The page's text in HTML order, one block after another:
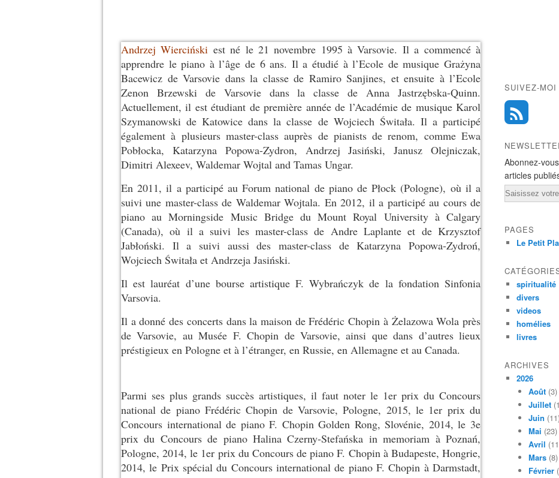
Andrzej Wierciński est né le 21 novembre 1995 à Varsovie. Il a commencé à
apprendre le piano à l’âge de 6 ans. Il a étudié à l’Ecole de musique Grażyna
Bacewicz de Varsovie dans la classe de Ramiro Sanjines, et ensuite à l’Ecole
Zenon Brzewski de Varsovie dans la classe de Anna Jastrzębska-Quinn.
Actuellement, il est étudiant de première année de l’Académie de musique Karol
Szymanowski de Katowice dans la classe de Wojciech Świtała. Il a participé
également à plusieurs master-class auprès de pianists de renom, comme Ewa
Pobłocka, Katarzyna Popowa-Zydron, Andrzej Jasiński, Janusz Olejniczak,
Dimitri Alexeev, Waldemar Wojtal and Tamas Ungar.
En 2011, il a participé au Forum national de piano de Płock (Pologne), où il a
suivi une master-class de Waldemar Wojtala. En 2012, il a participé au cours de
piano au Morningside Music Bridge du Mount Royal University à Calgary
(Canada), où il a suivi les master-class de Andre Laplante et de Krzysztof
Jabłoński. Il a suivi aussi des master-class de Katarzyna Popowa-Zydroń,
Wojciech Świtała et Andrzeja Jasiński.
Il est lauréat d’une bourse artistique F. Wybrańczyk de la fondation Sinfonia
Varsovia.
Il a donné des concerts dans la maison de Frédéric Chopin à Żelazowa Wola près
de Varsovie, au Musée F. Chopin de Varsovie, ainsi que dans d’autres lieux
préstigieux en Pologne et à l’étranger, en Russie, en Allemagne et au Canada.
Parmi ses plus grands succès artistiques, il faut noter le 1er prix du Concours
national de piano Frédéric Chopin de Varsovie, Pologne, 2015, le 1er prix du
Concours international de piano F. Chopin Golden Rong, Slovénie, 2014, le 3e
prix du Concours de piano Halina Czerny-Stefańska in memoriam à Poznań,
Pologne, 2014, le 1er prix du Concours de piano F. Chopin à Budapeste, Hongrie,
2014, le Prix spécial du Concours international de piano F. Chopin à Darmstadt,
SUIVEZ-MOI
Abonnez-
articles
Email
PAGES
Le Petit
spiritualité
divers
videos
homélies
livres
ARCHIVES
2026
Août (3)
Juillet
Juin
Mai (23)
Avril
Mars (8)
Février